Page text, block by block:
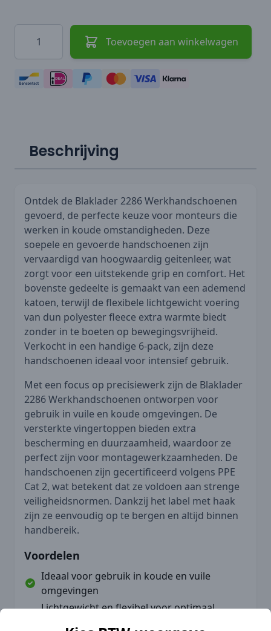
Hoeveelheid
Toevoegen aan winkelwagen
Beschrijving
Ontdek de Blaklader 2286 Werkhandschoenen
gevoerd, de perfecte keuze voor monteurs die
werken in koude omstandigheden. Deze
soepele en gevoerde handschoenen zijn
vervaardigd van hoogwaardig geitenleer, wat
zorgt voor een uitstekende grip en comfort. Het
bovenste gedeelte is gemaakt van een ademend
katoen, terwijl de flexibele lichtgewicht voering
van dun polyester fleece extra warmte biedt
zonder in te boeten op bewegingsvrijheid.
Verkocht in een handige 6-pack, zijn deze
handschoenen ideaal voor intensief gebruik.
Met een focus op precisiewerk zijn de Blaklader
2286 Werkhandschoenen ontworpen voor
gebruik in vuile en koude omgevingen. De
versterkte vingertoppen bieden extra
bescherming en duurzaamheid, waardoor ze
perfect zijn voor montagewerkzaamheden. De
handschoenen zijn gecertificeerd volgens PPE
Cat 2, wat betekent dat ze voldoen aan strenge
veiligheidsnormen. Dankzij het label met haak
zijn ze eenvoudig op te bergen en altijd binnen
handbereik.
Voordelen
Ideaal voor gebruik in koude en vuile
omgevingen
Lichtgewicht en flexibel voor optimaal